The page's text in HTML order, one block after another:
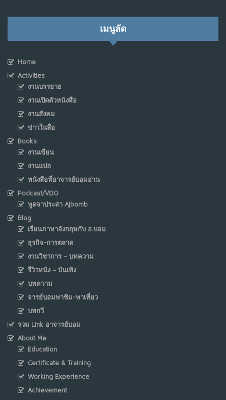
เมนูลัด
Home
Activities
งานบรรยาย
งานเปิดตัวหนังสือ
งานสังคม
ข่าวในสื่อ
Books
งานเขียน
งานแปล
หนังสือที่อาจารย์บอมอ่าน
Podcast/VDO
พูดจาประสา Ajbomb
Blog
เรียนภาษาอังกฤษกับ อ.บอม
ธุรกิจ-การตลาด
งานวิชาการ – บทความ
รีวิวหนัง – บันเทิง
บทความ
จารย์บอมพาชิม-พาเที่ยว
บทกวี
รวม Link อาจารย์บอม
About Me
Education
Certificate & Training
Working Experience
Achievement